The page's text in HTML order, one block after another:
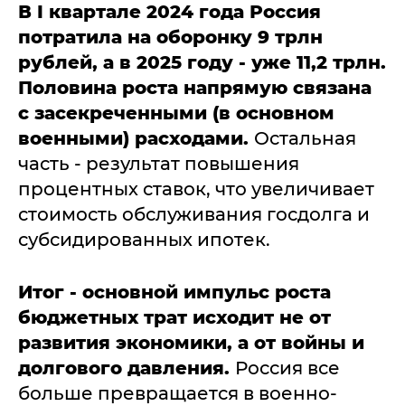
В I квартале 2024 года Россия
потратила на оборонку 9 трлн
рублей, а в 2025 году - уже 11,2 трлн.
Половина роста напрямую связана
с засекреченными (в основном
военными) расходами. Остальная
часть - результат повышения
процентных ставок, что увеличивает
стоимость обслуживания госдолга и
субсидированных ипотек.
Итог - основной импульс роста
бюджетных трат исходит не от
развития экономики, а от войны и
долгового давления. Россия все
больше превращается в военно-